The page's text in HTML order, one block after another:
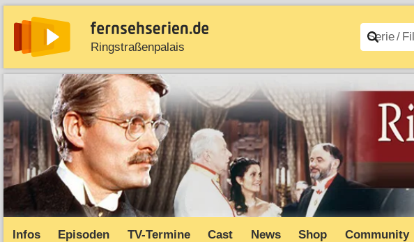
Ringstraßenpalais
News Entdecken Streaming Filme A–Z
Infos Episoden TV-Termine Cast News Shop Community